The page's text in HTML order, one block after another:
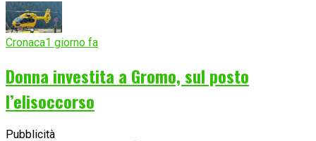
Cronaca1 giorno fa
Donna investita a Gromo, sul posto
l’elisoccorso
Pubblicità